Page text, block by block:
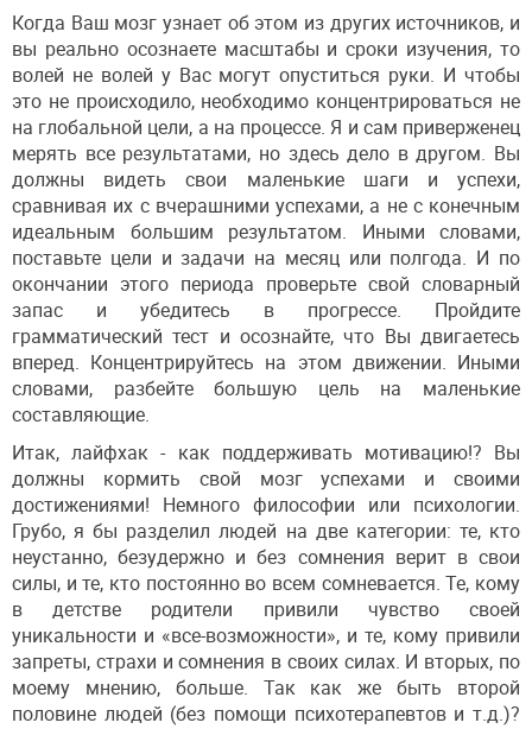
Когда Ваш мозг узнает об этом из других источников, и
вы реально осознаете масштабы и сроки изучения, то
волей не волей у Вас могут опуститься руки. И чтобы
это не происходило, необходимо концентрироваться не
на глобальной цели, а на процессе. Я и сам приверженец
мерять все результатами, но здесь дело в другом. Вы
должны видеть свои маленькие шаги и успехи,
сравнивая их с вчерашними успехами, а не с конечным
идеальным большим результатом. Иными словами,
поставьте цели и задачи на месяц или полгода. И по
окончании этого периода проверьте свой словарный
запас и убедитесь в прогрессе. Пройдите
грамматический тест и осознайте, что Вы двигаетесь
вперед. Концентрируйтесь на этом движении. Иными
словами, разбейте большую цель на маленькие
составляющие.
Итак, лайфхак - как поддерживать мотивацию!? Вы
должны кормить свой мозг успехами и своими
достижениями! Немного философии или психологии.
Грубо, я бы разделил людей на две категории: те, кто
неустанно, безудержно и без сомнения верит в свои
силы, и те, кто постоянно во всем сомневается. Те, кому
в детстве родители привили чувство своей
уникальности и «все-возможности», и те, кому привили
запреты, страхи и сомнения в своих силах. И вторых, по
моему мнению, больше. Так как же быть второй
половине людей (без помощи психотерапевтов и т.д.)?